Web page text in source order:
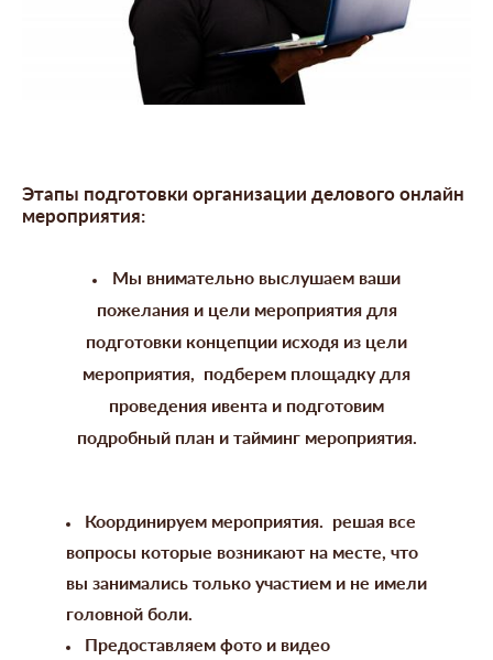
Этапы подготовки организации делового онлайн
мероприятия:
Мы внимательно выслушаем ваши
пожелания и цели мероприятия для
подготовки концепции исходя из цели
мероприятия, подберем площадку для
проведения ивента и подготовим
подробный план и тайминг мероприятия.
Координируем мероприятия. решая все
вопросы которые возникают на месте, что
вы занимались только участием и не имели
головной боли.
Предоставляем фото и видео